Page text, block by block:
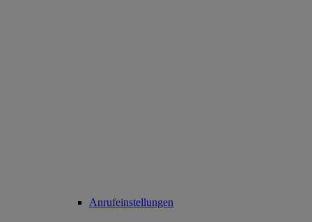
Anrufeinstellungen